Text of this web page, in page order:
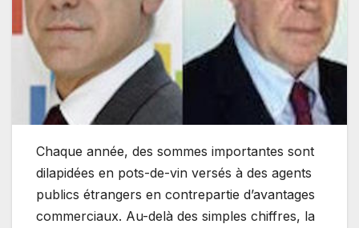
Chaque année, des sommes importantes sont
dilapidées en pots-de-vin versés à des agents
publics étrangers en contrepartie d’avantages
commerciaux. Au-delà des simples chiffres, la